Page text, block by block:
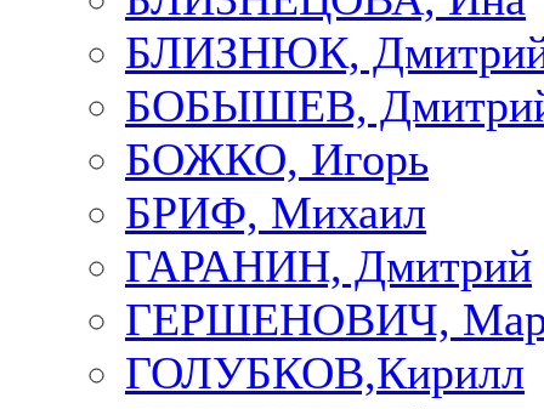
БЛИЗНЮК,
БОБЫШЕВ,
БОЖКО, Игорь
БРИФ, Михаил
ГАРАНИН, Дмитрий
ГЕРШЕНОВИЧ,
ГОЛУБКОВ,Кирилл